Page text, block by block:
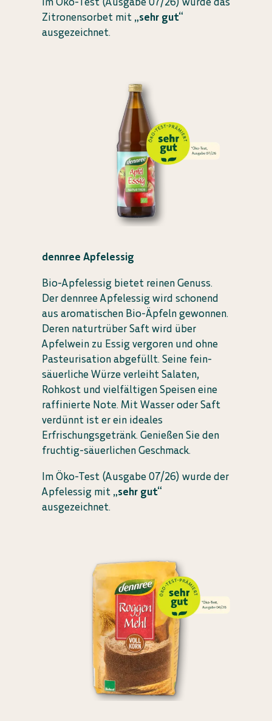
Zitronensorbet mit „sehr gut“
ausgezeichnet.
dennree Apfelessig
Bio-Apfelessig bietet reinen Genuss.
Der dennree Apfelessig wird schonend
aus aromatischen Bio-Äpfeln gewonnen.
Deren naturtrüber Saft wird über
Apfelwein zu Essig vergoren und ohne
Pasteurisation abgefüllt. Seine fein-
säuerliche Würze verleiht Salaten,
Rohkost und vielfältigen Speisen eine
raffinierte Note. Mit Wasser oder Saft
verdünnt ist er ein ideales
Erfrischungsgetränk. Genießen Sie den
fruchtig-säuerlichen Geschmack.
Im Öko-Test (Ausgabe 07/26) wurde der
Apfelessig mit „sehr gut“
ausgezeichnet.